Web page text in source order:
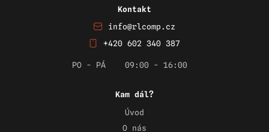
Kontakt
info@rlcomp.cz
+420 602 340 387
PO - PÁ 09:00 - 16:00
Kam dál?
Úvod
O nás